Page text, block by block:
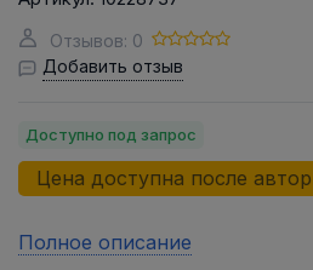
Отзывов: 0
Добавить отзыв
Доступно под запрос
Цена доступна после
Полное описание